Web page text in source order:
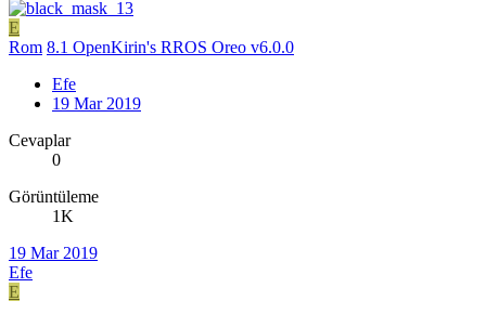
E
Rom 8.1 OpenKirin's RROS Oreo v6.0.0
Efe
19 Mar 2019
Cevaplar
0
Görüntüleme
1K
19 Mar 2019
Efe
E